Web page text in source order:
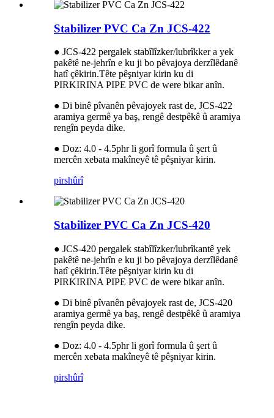
Stabilizer PVC Ca Zn JCS-422
● JCS-422 pergalek stabîlîzker/lubrîkker a yek
pakêtê ne-jehrîn e ku ji bo pêvajoya derzîlêdanê
hatî çêkirin.Tête pêşniyar kirin ku di
PIRKIRINA PIPE PVC de were bikar anîn.
● Di binê pîvanên pêvajoyek rast de, JCS-422
aramiya germê ya baş, rengê destpêkê û aramiya
rengîn peyda dike.
● Doz: 4.0 - 4.5phr li gorî formula û şert û
mercên xebata makîneyê tê pêşniyar kirin.
pirshûrî
Stabilizer PVC Ca Zn JCS-420
● JCS-420 pergalek stabîlîzker/lubrîkantê yek
pakêtê ne-jehrîn e ku ji bo pêvajoya derzîlêdanê
hatî çêkirin.Tête pêşniyar kirin ku di
PIRKIRINA PIPE PVC de were bikar anîn.
● Di binê pîvanên pêvajoyek rast de, JCS-420
aramiya germê ya baş, rengê destpêkê û aramiya
rengîn peyda dike.
● Doz: 4.0 - 4.5phr li gorî formula û şert û
mercên xebata makîneyê tê pêşniyar kirin.
pirshûrî